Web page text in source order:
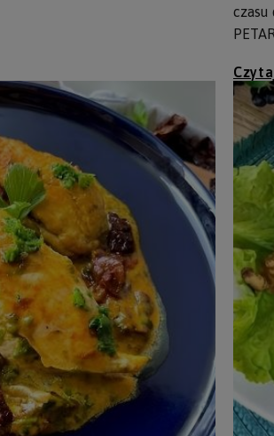
czasu